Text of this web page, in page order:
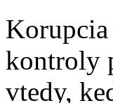
kontroly
vtedy,